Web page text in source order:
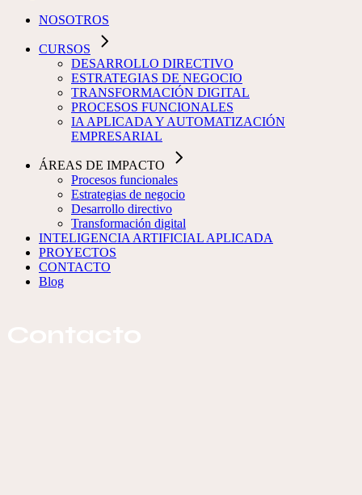
NOSOTROS
CURSOS
DESARROLLO DIRECTIVO
ESTRATEGIAS DE NEGOCIO
TRANSFORMACIÓN DIGITAL
PROCESOS FUNCIONALES
IA APLICADA Y AUTOMATIZACIÓN
EMPRESARIAL
ÁREAS DE IMPACTO
Procesos funcionales
Estrategias de negocio
Desarrollo directivo
Transformación digital
INTELIGENCIA ARTIFICIAL APLICADA
PROYECTOS
CONTACTO
Blog